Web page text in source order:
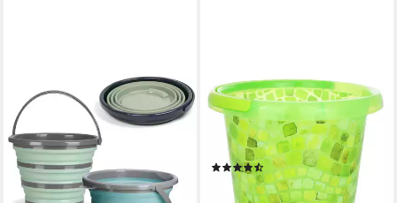
HTI-LIVING
Putzeimer Eimer London, (1
Eimer), Putzeimer
Wassereimer
(7)
3,99 €
lieferbar - in 2-3 Werktagen bei dir